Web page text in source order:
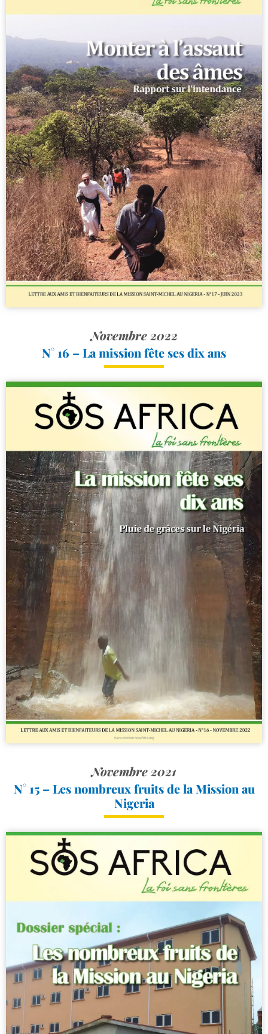
Novembre 2022
N° 16 – La mission fête ses dix ans
Novembre 2021
N° 15 – Les nombreux fruits de la Mission au
Nigeria